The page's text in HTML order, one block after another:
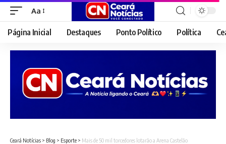
Font
Resizer
Aa
Página Inicial Destaques Ponto Político Política
Ceará Notícias > Blog > Esporte > Mais de 50 mil torcedores lotarão a Arena Castelão